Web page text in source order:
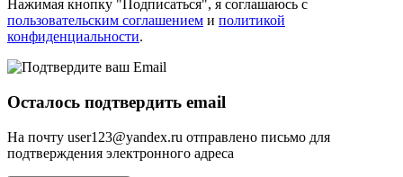
Нажимая кнопку "Подписаться", я соглашаюсь с
пользовательским соглашением и политикой
конфиденциальности.
Осталось подтвердить email
На почту user123@yandex.ru отправлено письмо для
подтверждения электронного адреса